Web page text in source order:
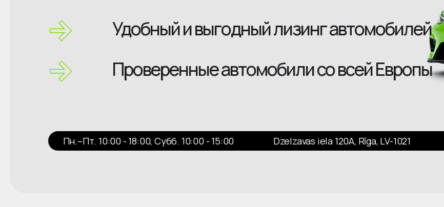
Пн.–Пт. 10:00 - 18:00, Субб. 10:00 - 15:00 Dzelzavas iela 120A, Rīga, LV-1021
Удобный и выгодный лизинг автомобилей
Проверенные автомобили со всей Европы